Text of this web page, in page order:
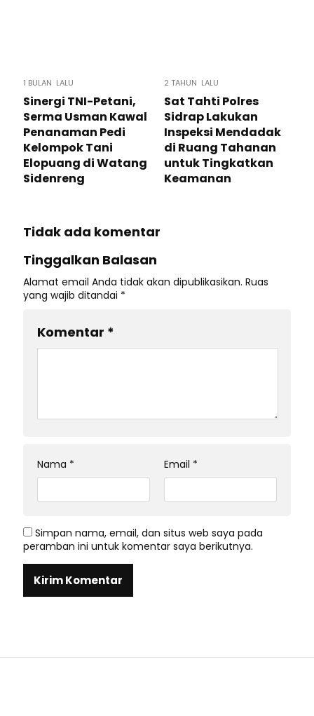
1 BULAN LALU
Sinergi TNI-Petani,
Serma Usman Kawal
Penanaman Pedi
Kelompok Tani
Elopuang di Watang
Sidenreng
2 TAHUN LALU
Sat Tahti Polres
Sidrap Lakukan
Inspeksi Mendadak
di Ruang Tahanan
untuk Tingkatkan
Keamanan
Tidak ada komentar
Tinggalkan Balasan
Alamat email Anda tidak akan dipublikasikan. Ruas
yang wajib ditandai *
Komentar *
Nama * Email *
Simpan nama, email, dan situs web saya pada
peramban ini untuk komentar saya berikutnya.